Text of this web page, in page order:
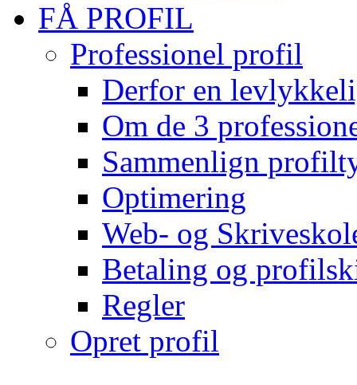
FÅ PROFIL
Professionel profil
Derfor en
Om de 3
Sammenlign
Optimering
Web- og
Betaling og
Regler
Opret profil